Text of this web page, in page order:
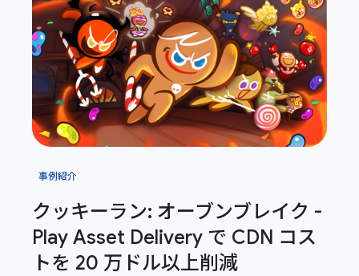
事例紹介
クッキーラン: オーブンブレイク -
Play Asset Delivery で CDN コス
トを 20 万ドル以上削減